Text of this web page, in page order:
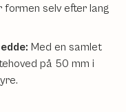
selv efter lang
Med en samlet
på 50 mm i